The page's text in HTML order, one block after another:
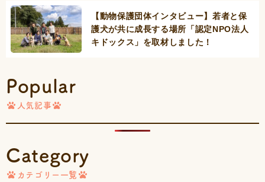
【動物保護団体インタビュー】若者と保
護犬が共に成長する場所「認定NPO法人
キドックス」を取材しました！
Popular
人気記事
Category
カテゴリー一覧